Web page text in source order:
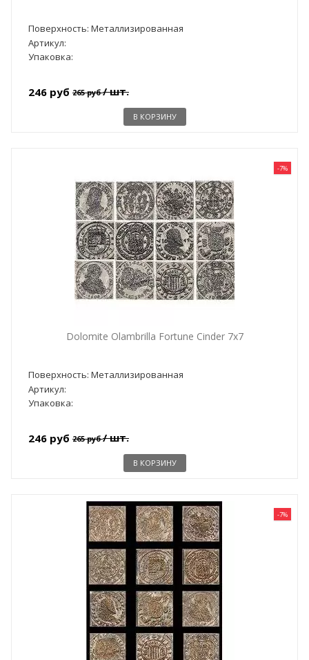
Поверхность: Металлизированная
Артикул:
Упаковка:
246 руб 265 руб/ шт.
В КОРЗИНУ
-7%
Dolomite Olambrilla Fortune Cinder 7x7
Поверхность: Металлизированная
Артикул:
Упаковка:
246 руб 265 руб/ шт.
В КОРЗИНУ
-7%